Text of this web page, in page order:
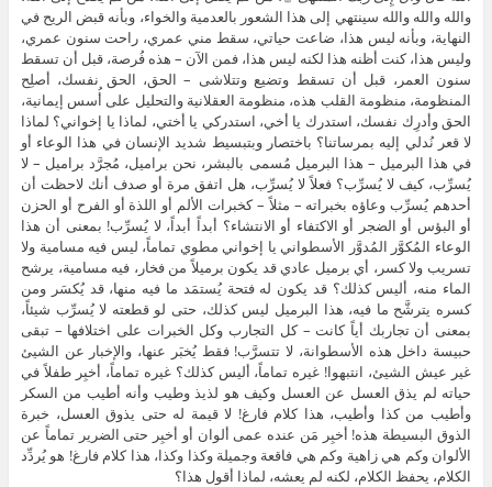
والله والله والله سينتهي إلى هذا الشعور بالعدمية والخواء، وبأنه قبض الريح في
النهاية، وبأنه ليس هذا، ضاعت حياتي، سقط مني عمري، راحت سنون عمري،
وليس هذا، كنت أظنه هذا لكنه ليس هذا، فمن الآن – هذه فُرصة، قبل أن تسقط
سنون العمر، قبل أن تسقط وتضيع وتتلاشى – الحق، الحق نفسك، أصلِح
المنظومة، منظومة القلب هذه، منظومة العقلانية والتحليل على أُسس إيمانية،
الحق وأدرِك نفسك، استدرك يا أخي، استدركي يا أختي، لماذا يا إخواني؟ لماذا
لا قعر نُدلي إليه بمرساتنا؟ باختصار وبتبسيط شديد الإنسان في هذا الوعاء أو
في هذا البرميل – هذا البرميل مُسمى بالبشر، نحن براميل، مُجرَّد براميل – لا
يُسرِّب، كيف لا يُسرِّب؟ فعلاً لا يُسرِّب، هل اتفق مرة أو صدف أنك لاحظت أن
أحدهم يُسرِّب وعاؤه بخبراته – مثلاً – كخبرات الألم أو اللذة أو الفرح أو الحزن
أو البؤس أو الضجر أو الاكتفاء أو الانتشاء؟ أبداً أبداً، لا يُسرِّب! بمعنى أن هذا
الوعاء المُكوَّر المُدوَّر الأسطواني يا إخواني مطوي تماماً، ليس فيه مسامية ولا
تسريب ولا كسر، أي برميل عادي قد يكون برميلاً من فخار، فيه مسامية، يرشح
الماء منه، أليس كذلك؟ قد يكون له فتحة يُستمَد ما فيه منها، قد يُكسَر ومن
كسره يترشَّح ما فيه، هذا البرميل ليس كذلك، حتى لو قطعته لا يُسرِّب شيئاً،
بمعنى أن تجاربك أياً كانت – كل التجارب وكل الخبرات على اختلافها – تبقى
حبيسة داخل هذه الأسطوانة، لا تتسرَّب! فقط يُخبَر عنها، والإخبار عن الشيئ
غير عيش الشيئ، انتبهوا! غيره تماماً، أليس كذلك؟ غيره تماماً، أخبِر طفلاً في
حياته لم يذق العسل عن العسل وكيف هو لذيذ وطيب وأنه أطيب من السكر
وأطيب من كذا وأطيب، هذا كلام فارغ! لا قيمة له حتى يذوق العسل، خبرة
الذوق البسيطة هذه! أخبِر مَن عنده عمى ألوان أو أخبِر حتى الضرير تماماً عن
الألوان وكم هي زاهية وكم هي فاقعة وجميلة وكذا وكذا، هذا كلام فارغ! هو يُردِّد
الكلام، يحفظ الكلام، لكنه لم يعشه، لماذا أقول هذا؟